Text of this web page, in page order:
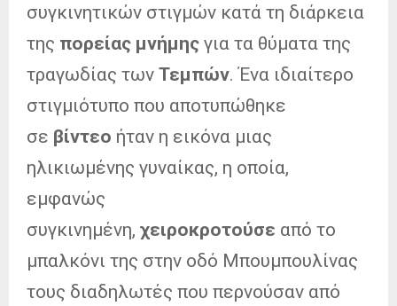
συγκινητικών στιγμών κατά τη διάρκεια
της πορείας μνήμης για τα θύματα της
τραγωδίας των Τεμπών. Ένα ιδιαίτερο
στιγμιότυπο που αποτυπώθηκε
σε βίντεο ήταν η εικόνα μιας
ηλικιωμένης γυναίκας, η οποία,
εμφανώς
συγκινημένη, χειροκροτούσε από το
μπαλκόνι της στην οδό Μπουμπουλίνας
τους διαδηλωτές που περνούσαν από